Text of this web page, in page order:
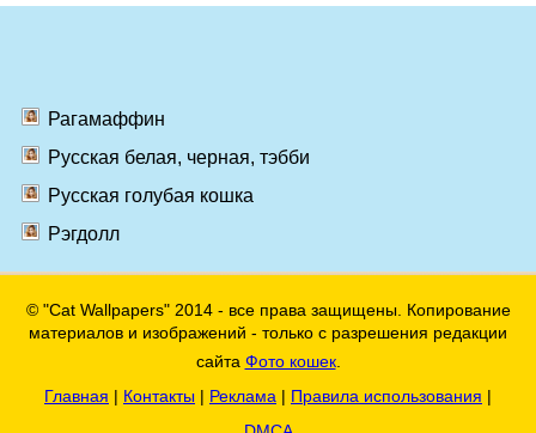
Рагамаффин
Русская белая, черная, тэбби
Русская голубая кошка
Рэгдолл
© "Cat Wallpapers" 2014 - все права защищены. Копирование
материалов и изображений - только с разрешения редакции
сайта Фото кошек.
Главная | Контакты | Реклама | Правила использования |